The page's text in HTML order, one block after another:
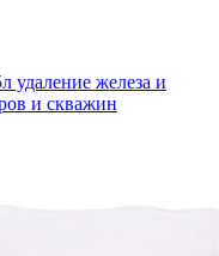
железа и
и скважин